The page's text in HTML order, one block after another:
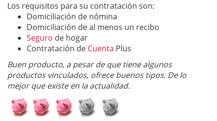
Los requisitos para su contratación son:
Domiciliación de nómina
Domiciliación de al menos un recibo
Seguro de hogar
Contratación de Cuenta Plus
Buen producto, a pesar de que tiene algunos
productos vinculados, ofrece buenos tipos. De lo
mejor que existe en la actualidad.